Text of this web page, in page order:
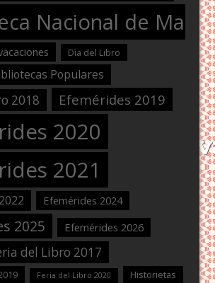
Nacional de
Dìa del Libro
Populares
2018 Efemérides 2019
2020
2021
Efemérides 2024
2025 Efemérides 2026
del Libro 2017
Feria del Libro 2020
Historietas